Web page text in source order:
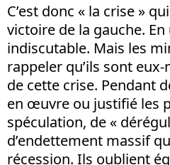
C’est donc « la crise »
victoire de la gauche. En
indiscutable. Mais les
rappeler qu’ils sont
de cette crise. Pendant
en œuvre ou justifié les
spéculation, de «
d’endettement massif
récession. Ils oublient